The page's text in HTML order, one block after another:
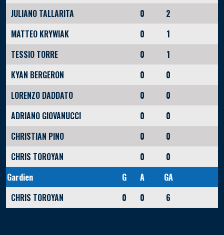
JULIANO TALLARITA
0
2
MATTEO KRYWIAK
0
1
TESSIO TORRE
0
1
KYAN BERGERON
0
0
LORENZO DADDATO
0
0
ADRIANO GIOVANUCCI
0
0
CHRISTIAN PINO
0
0
CHRIS TOROYAN
0
0
Gardien
G A
GA
CHRIS TOROYAN
0 0 6